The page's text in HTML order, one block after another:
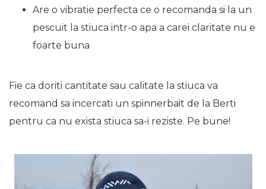
Are o vibratie perfecta ce o recomanda si la un
pescuit la stiuca intr-o apa a carei claritate nu e
foarte buna
Fie ca doriti cantitate sau calitate la stiuca va
recomand sa incercati un spinnerbait de la Berti
pentru ca nu exista stiuca sa-i reziste. Pe bune!